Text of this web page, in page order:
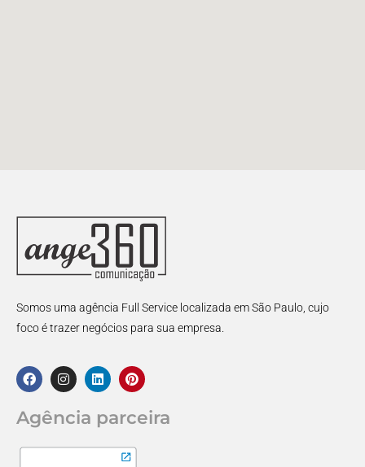
Somos uma agência Full Service localizada em São Paulo, cujo
foco é trazer negócios para sua empresa.
Agência parceira